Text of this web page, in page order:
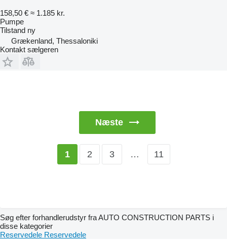
158,50 € ≈ 1.185 kr.
Pumpe
Tilstand ny
Grækenland, Thessaloniki
Kontakt sælgeren
Næste
1 2 3 … 11
Søg efter forhandlerudstyr fra AUTO CONSTRUCTION PARTS i
disse kategorier
Reservedele Reservedele